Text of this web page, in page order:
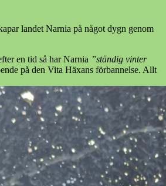
landet Narnia på något dygn genom
en tid så har Narnia ”ständig vinter
på den Vita Häxans förbannelse. Allt